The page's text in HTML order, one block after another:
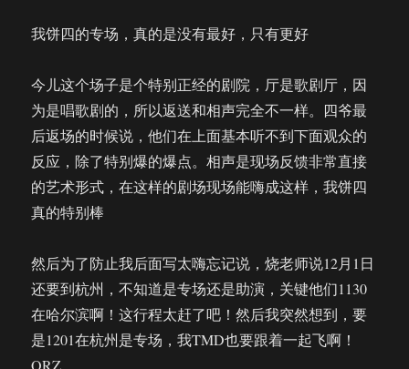
我饼四的专场，真的是没有最好，只有更好
今儿这个场子是个特别正经的剧院，厅是歌剧厅，因
为是唱歌剧的，所以返送和相声完全不一样。四爷最
后返场的时候说，他们在上面基本听不到下面观众的
反应，除了特别爆的爆点。相声是现场反馈非常直接
的艺术形式，在这样的剧场现场能嗨成这样，我饼四
真的特别棒
然后为了防止我后面写太嗨忘记说，烧老师说12月1日
还要到杭州，不知道是专场还是助演，关键他们1130
在哈尔滨啊！这行程太赶了吧！然后我突然想到，要
是1201在杭州是专场，我TMD也要跟着一起飞啊！